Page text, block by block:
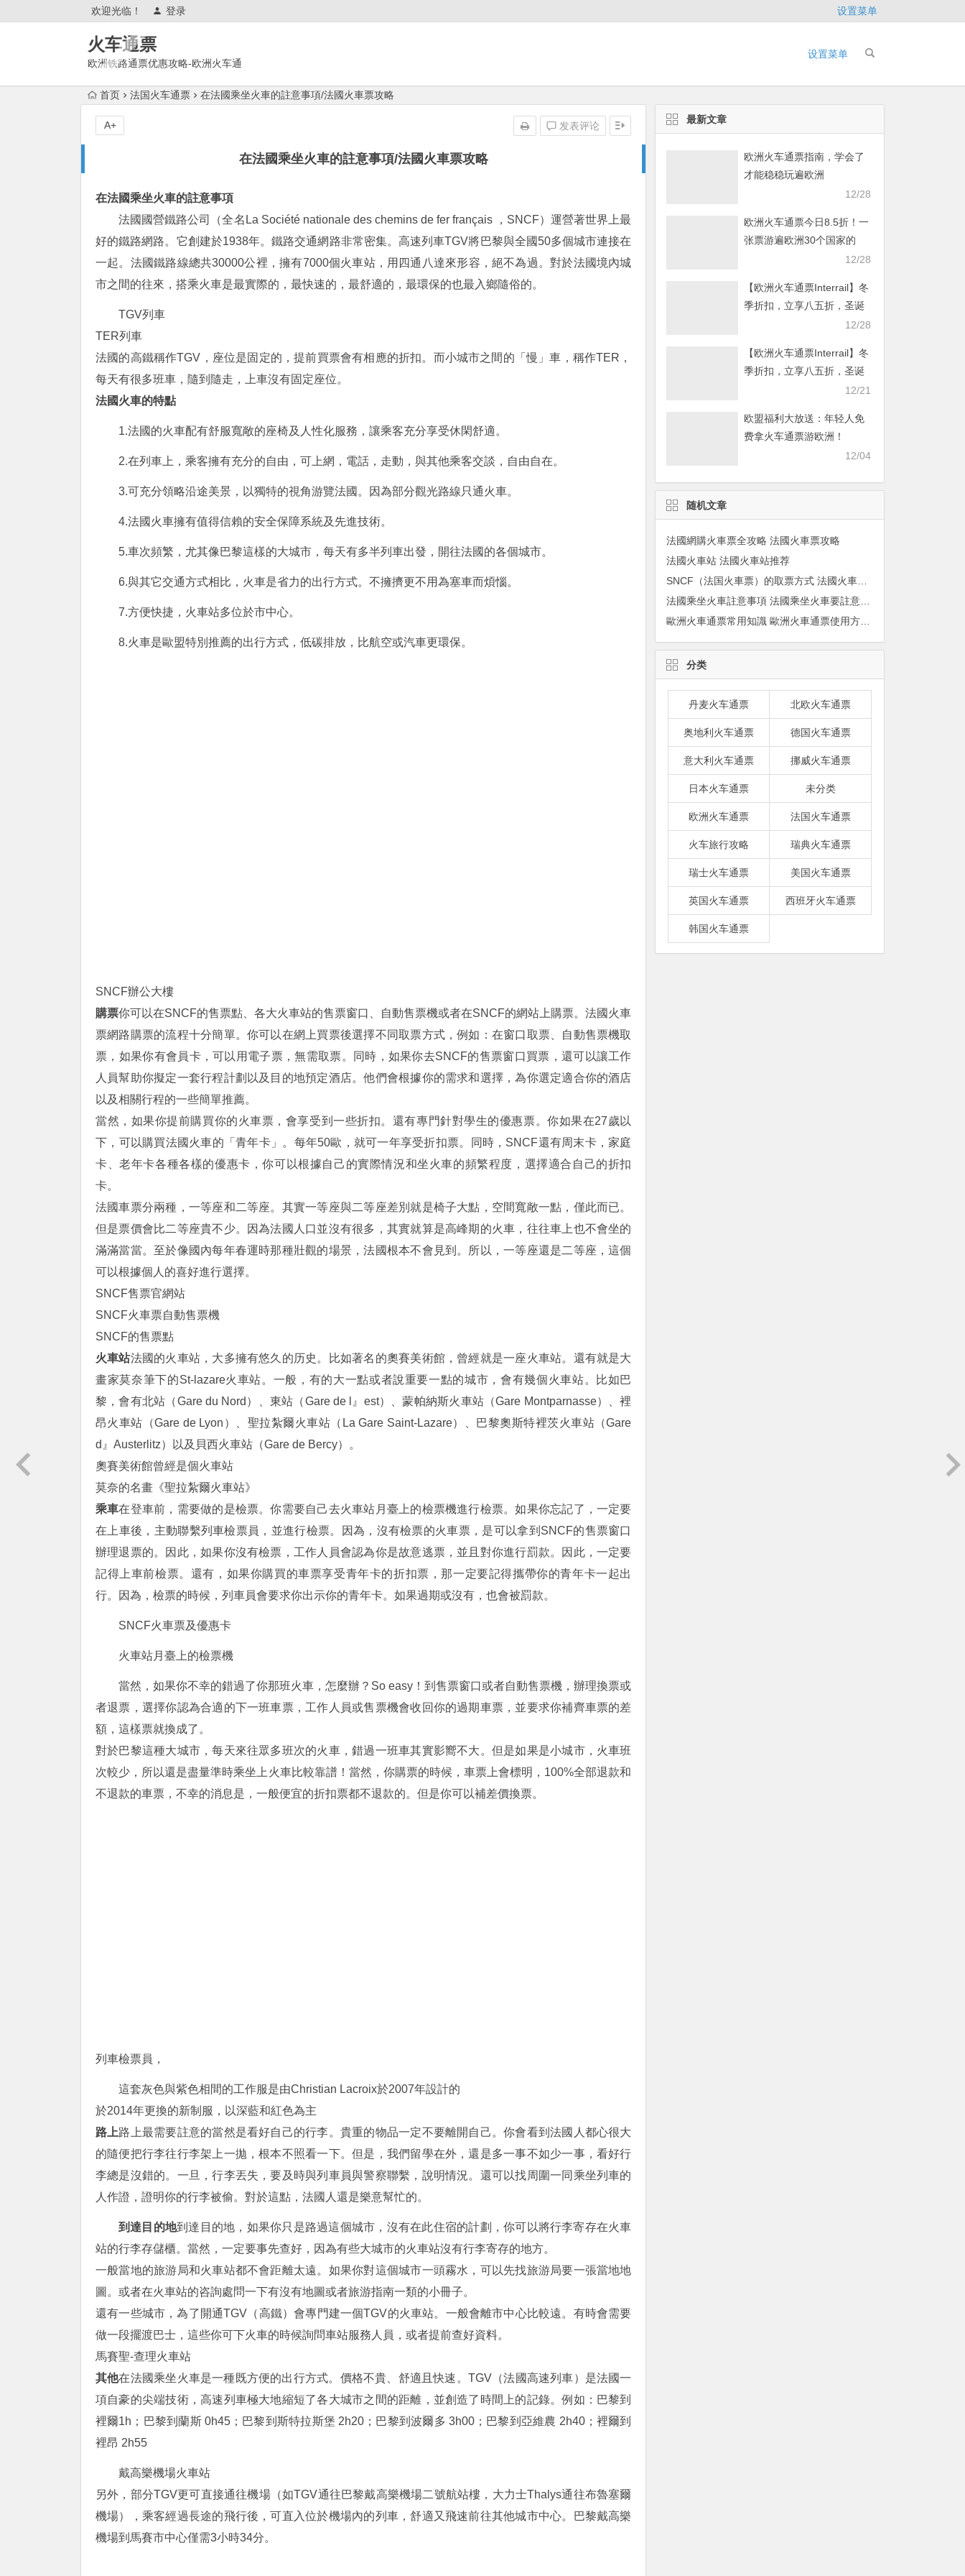
欢迎光临！ 登录 设置菜单
火车通票
欧洲铁路通票优惠攻略-欧洲火车通
设置菜单
首页 法国火车通票 在法國乘坐火車的註意事項/法國火車票攻略
在法國乘坐火車的註意事項/法國火車票攻略
发表评论
A+
在法國乘坐火車的註意事項
法國國營鐵路公司（全名La Société nationale des chemins de fer français ，SNCF）運營著世界上最
好的鐵路網路。它創建於1938年。鐵路交通網路非常密集。高速列車TGV將巴黎與全國50多個城市連接在
一起。法國鐵路線總共30000公裡，擁有7000個火車站，用四通八達來形容，絕不為過。對於法國境內城
市之間的往來，搭乘火車是最實際的，最快速的，最舒適的，最環保的也最入鄉隨俗的。
TGV列車
TER列車
法國的高鐵稱作TGV，座位是固定的，提前買票會有相應的折扣。而小城市之間的「慢」車，稱作TER，
每天有很多班車，隨到隨走，上車沒有固定座位。
法國火車的特點
1.法國的火車配有舒服寬敞的座椅及人性化服務，讓乘客充分享受休閑舒適。
2.在列車上，乘客擁有充分的自由，可上網，電話，走動，與其他乘客交談，自由自在。
3.可充分領略沿途美景，以獨特的視角游覽法國。因為部分觀光路線只通火車。
4.法國火車擁有值得信賴的安全保障系統及先進技術。
5.車次頻繁，尤其像巴黎這樣的大城市，每天有多半列車出發，開往法國的各個城市。
6.與其它交通方式相比，火車是省力的出行方式。不擁擠更不用為塞車而煩惱。
7.方便快捷，火車站多位於市中心。
8.火車是歐盟特別推薦的出行方式，低碳排放，比航空或汽車更環保。
SNCF辦公大樓
購票你可以在SNCF的售票點、各大火車站的售票窗口、自動售票機或者在SNCF的網站上購票。法國火車
票網路購票的流程十分簡單。你可以在網上買票後選擇不同取票方式，例如：在窗口取票、自動售票機取
票，如果你有會員卡，可以用電子票，無需取票。同時，如果你去SNCF的售票窗口買票，還可以讓工作
人員幫助你擬定一套行程計劃以及目的地預定酒店。他們會根據你的需求和選擇，為你選定適合你的酒店
以及相關行程的一些簡單推薦。
當然，如果你提前購買你的火車票，會享受到一些折扣。還有專門針對學生的優惠票。你如果在27歲以
下，可以購買法國火車的「青年卡」。每年50歐，就可一年享受折扣票。同時，SNCF還有周末卡，家庭
卡、老年卡各種各樣的優惠卡，你可以根據自己的實際情況和坐火車的頻繁程度，選擇適合自己的折扣
卡。
法國車票分兩種，一等座和二等座。其實一等座與二等座差別就是椅子大點，空間寬敞一點，僅此而已。
但是票價會比二等座貴不少。因為法國人口並沒有很多，其實就算是高峰期的火車，往往車上也不會坐的
滿滿當當。至於像國內每年春運時那種壯觀的場景，法國根本不會見到。所以，一等座還是二等座，這個
可以根據個人的喜好進行選擇。
SNCF售票官網站
SNCF火車票自動售票機
SNCF的售票點
火車站法國的火車站，大多擁有悠久的历史。比如著名的奧賽美術館，曾經就是一座火車站。還有就是大
畫家莫奈筆下的St-lazare火車站。一般，有的大一點或者說重要一點的城市，會有幾個火車站。比如巴
黎，會有北站（Gare du Nord）、東站（Gare de l』est）、蒙帕納斯火車站（Gare Montparnasse）、裡
昂火車站（Gare de Lyon）、聖拉紮爾火車站（La Gare Saint-Lazare）、巴黎奧斯特裡茨火車站（Gare
d』Austerlitz）以及貝西火車站（Gare de Bercy）。
奧賽美術館曾經是個火車站
莫奈的名畫《聖拉紮爾火車站》
乘車在登車前，需要做的是檢票。你需要自己去火車站月臺上的檢票機進行檢票。如果你忘記了，一定要
在上車後，主動聯繫列車檢票員，並進行檢票。因為，沒有檢票的火車票，是可以拿到SNCF的售票窗口
辦理退票的。因此，如果你沒有檢票，工作人員會認為你是故意逃票，並且對你進行罰款。因此，一定要
記得上車前檢票。還有，如果你購買的車票享受青年卡的折扣票，那一定要記得攜帶你的青年卡一起出
行。因為，檢票的時候，列車員會要求你出示你的青年卡。如果過期或沒有，也會被罰款。
SNCF火車票及優惠卡
火車站月臺上的檢票機
當然，如果你不幸的錯過了你那班火車，怎麼辦？So easy！到售票窗口或者自動售票機，辦理換票或
者退票，選擇你認為合適的下一班車票，工作人員或售票機會收回你的過期車票，並要求你補齊車票的差
額，這樣票就換成了。
對於巴黎這種大城市，每天來往眾多班次的火車，錯過一班車其實影嚮不大。但是如果是小城市，火車班
次較少，所以還是盡量準時乘坐上火車比較靠譜！當然，你購票的時候，車票上會標明，100%全部退款和
不退款的車票，不幸的消息是，一般便宜的折扣票都不退款的。但是你可以補差價換票。
列車檢票員，
這套灰色與紫色相間的工作服是由Christian Lacroix於2007年設計的
於2014年更換的新制服，以深藍和紅色為主
路上路上最需要註意的當然是看好自己的行李。貴重的物品一定不要離開自己。你會看到法國人都心很大
的隨便把行李往行李架上一拋，根本不照看一下。但是，我們留學在外，還是多一事不如少一事，看好行
李總是沒錯的。一旦，行李丟失，要及時與列車員與警察聯繫，說明情況。還可以找周圍一同乘坐列車的
人作證，證明你的行李被偷。對於這點，法國人還是樂意幫忙的。
到達目的地到達目的地，如果你只是路過這個城市，沒有在此住宿的計劃，你可以將行李寄存在火車
站的行李存儲櫃。當然，一定要事先查好，因為有些大城市的火車站沒有行李寄存的地方。
一般當地的旅游局和火車站都不會距離太遠。如果你對這個城市一頭霧水，可以先找旅游局要一張當地地
圖。或者在火車站的咨詢處問一下有沒有地圖或者旅游指南一類的小冊子。
還有一些城市，為了開通TGV（高鐵）會專門建一個TGV的火車站。一般會離市中心比較遠。有時會需要
做一段擺渡巴士，這些你可下火車的時候詢問車站服務人員，或者提前查好資料。
馬賽聖-查理火車站
其他在法國乘坐火車是一種既方便的出行方式。價格不貴、舒適且快速。TGV（法國高速列車）是法國一
項自豪的尖端技術，高速列車極大地縮短了各大城市之間的距離，並創造了時間上的記錄。例如：巴黎到
裡爾1h；巴黎到蘭斯 0h45；巴黎到斯特拉斯堡 2h20；巴黎到波爾多 3h00；巴黎到亞維農 2h40；裡爾到
裡昂 2h55
戴高樂機場火車站
另外，部分TGV更可直接通往機場（如TGV通往巴黎戴高樂機場二號航站樓，大力士Thalys通往布魯塞爾
機場），乘客經過長途的飛行後，可直入位於機場內的列車，舒適又飛速前往其他城市中心。巴黎戴高樂
機場到馬賽市中心僅需3小時34分。
最新文章
欧洲火车通票指南，学会了
才能稳稳玩遍欧洲
12/28
欧洲火车通票今日8.5折！一
张票游遍欧洲30个国家的
12/28
【欧洲火车通票Interrail】冬
季折扣，立享八五折，圣诞
12/28
【欧洲火车通票Interrail】冬
季折扣，立享八五折，圣诞
12/21
欧盟福利大放送：年轻人免
费拿火车通票游欧洲！
12/04
随机文章
法國網購火車票全攻略 法國火車票攻略
法國火車站 法國火車站推荐
SNCF（法国火車票）的取票方式 法國火車票取票方法
法國乘坐火車註意事項 法國乘坐火車要註意甚麼
歐洲火車通票常用知識 歐洲火車通票使用方法 歐洲火車通票使用註意事項 法國火車通
分类
丹麦火车通票 北欧火车通票
奥地利火车通票 德国火车通票
意大利火车通票 挪威火车通票
日本火车通票 未分类
欧洲火车通票 法国火车通票
火车旅行攻略 瑞典火车通票
瑞士火车通票 美国火车通票
英国火车通票 西班牙火车通票
韩国火车通票